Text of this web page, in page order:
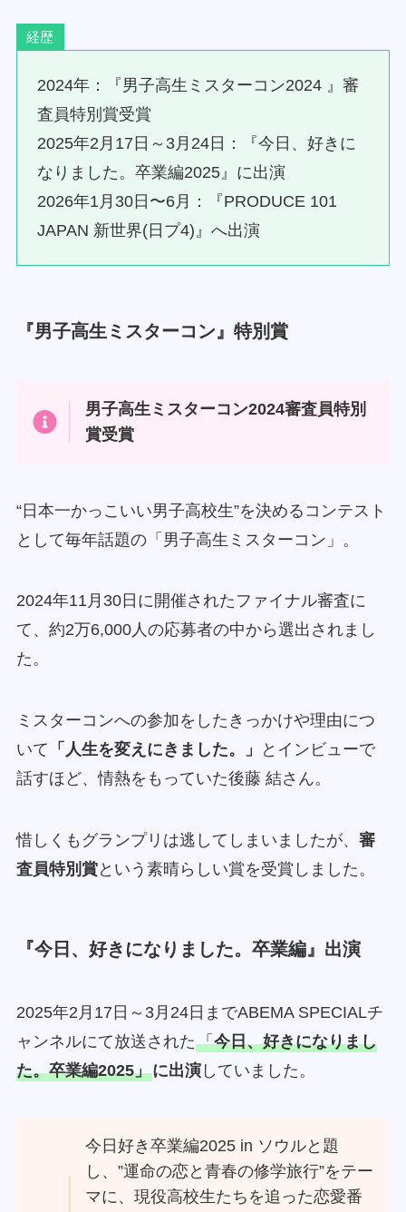
経歴
2024年：『男子高生ミスターコン2024 』審
査員特別賞受賞
2025年2月17日～3月24日：『今日、好きに
なりました。卒業編2025』に出演
2026年1月30日〜6月：『PRODUCE 101
JAPAN 新世界(日プ4)』へ出演
『男子高生ミスターコン』特別賞
男子高生ミスターコン2024審査員特別
賞受賞
“日本一かっこいい男子高校生”を決めるコンテスト
として毎年話題の「男子高生ミスターコン」。
2024年11月30日に開催されたファイナル審査に
て、約2万6,000人の応募者の中から選出されまし
た。
ミスターコンへの参加をしたきっかけや理由につ
いて 「人生を変えにきました。」
とインビューで
話すほど、情熱をもっていた後藤 結さん。
惜しくもグランプリは逃してしまいましたが、 審
査員特別賞という素晴らしい賞を受賞しました。
『今日、好きになりました。卒業編』出演
2025年2月17日～3月24日までABEMA SPECIALチ
ャンネルにて放送された「今日、好きになりまし
た。卒業編2025」に出演していました。
今日好き卒業編2025 in ソウルと題
し、”運命の恋と青春の修学旅行”をテー
マに、現役高校生たちを追った恋愛番